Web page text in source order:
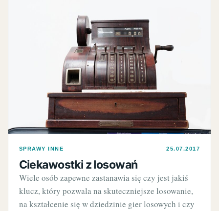
SPRAWY INNE 25.07.2017
Ciekawostki z losowań
Wiele osób zapewne zastanawia się czy jest jakiś
klucz, który pozwala na skuteczniejsze losowanie,
na kształcenie się w dziedzinie gier losowych i czy